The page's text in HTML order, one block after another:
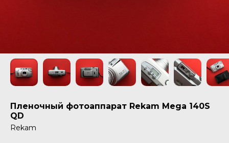
Пленочный фотоаппарат Rekam Mega 140S
QD
Rekam